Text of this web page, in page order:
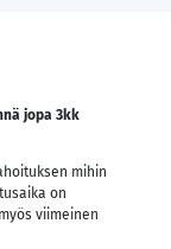
jopa 3kk
mihin
on
viimeinen